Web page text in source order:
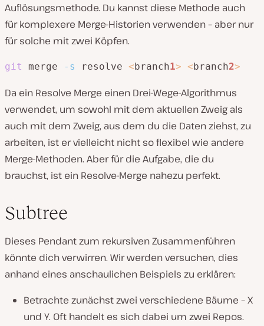
Auflösungsmethode. Du kannst diese Methode auch
für komplexere Merge-Historien verwenden – aber nur
für solche mit zwei Köpfen.
git merge -s resolve <branch1> <branch2>
Da ein Resolve Merge einen Drei-Wege-Algorithmus
verwendet, um sowohl mit dem aktuellen Zweig als
auch mit dem Zweig, aus dem du die Daten ziehst, zu
arbeiten, ist er vielleicht nicht so flexibel wie andere
Merge-Methoden. Aber für die Aufgabe, die du
brauchst, ist ein Resolve-Merge nahezu perfekt.
Subtree
Dieses Pendant zum rekursiven Zusammenführen
könnte dich verwirren. Wir werden versuchen, dies
anhand eines anschaulichen Beispiels zu erklären:
Betrachte zunächst zwei verschiedene Bäume – X
und Y. Oft handelt es sich dabei um zwei Repos.